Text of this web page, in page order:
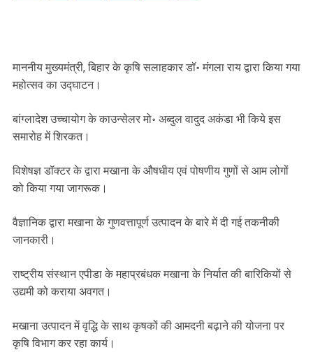
माननीय मुख्यमंत्री, बिहार के कृषि सलाहकार डॉ॰ मंगला राय द्वारा किया गया
महोत्सव का उद्घाटन।
बांग्लादेश उच्चायोग के काउन्सेलर मो॰ अब्दुल वादुद अकंडा भी किये इस
समारोह में शिरकत।
विशेषज्ञ डॉक्टर के द्वारा मखाना के औषधीय एवं पोषणीय गुणों से आम लोगों
को किया गया जागरूक।
वैज्ञानिक द्वारा मखाना के गुणवत्तापूर्ण उत्पादन के बारे में दी गई तकनीकी
जानकारी।
राष्ट्रीय संस्थान एपीडा के महाप्रबंधक मखाना के निर्यात की बारिकियों से
उद्यमी को कराया अवगत।
मखाना उत्पादन में वृद्धि के साथ कृषकों की आमदनी बढ़ाने की योजना पर
कृषि विभाग कर रहा कार्य।